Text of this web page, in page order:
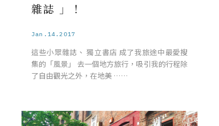
雜誌 」！
Jan.14.2017
這些小眾雜誌、 獨立書店 成了我旅途中最愛搜
集的「風景」 去一個地方旅行，吸引我的行程除
了自由觀光之外，在地美 ……